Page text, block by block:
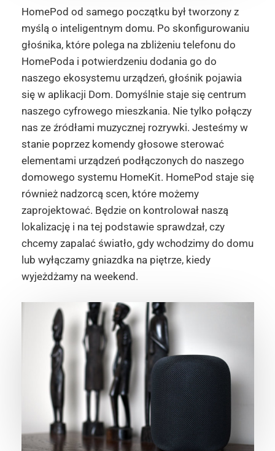
HomePod od samego początku był tworzony z
myślą o inteligentnym domu. Po skonfigurowaniu
głośnika, które polega na zbliżeniu telefonu do
HomePoda i potwierdzeniu dodania go do
naszego ekosystemu urządzeń, głośnik pojawia
się w aplikacji Dom. Domyślnie staje się centrum
naszego cyfrowego mieszkania. Nie tylko połączy
nas ze źródłami muzycznej rozrywki. Jesteśmy w
stanie poprzez komendy głosowe sterować
elementami urządzeń podłączonych do naszego
domowego systemu HomeKit. HomePod staje się
również nadzorcą scen, które możemy
zaprojektować. Będzie on kontrolował naszą
lokalizację i na tej podstawie sprawdzał, czy
chcemy zapalać światło, gdy wchodzimy do domu
lub wyłączamy gniazdka na piętrze, kiedy
wyjeżdżamy na weekend.